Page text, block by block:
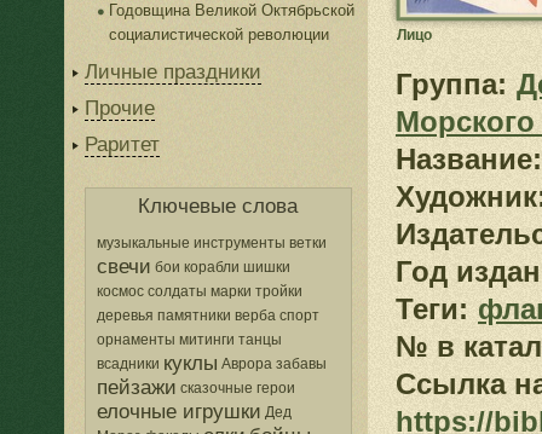
Годовщина Великой Октябрьской
социалистической революции
Личные праздники
Прочие
Раритет
Ключевые слова
музыкальные инструменты ветки
свечи бои корабли шишки
космос солдаты марки тройки
деревья памятники верба спорт
орнаменты митинги танцы
всадники куклы Аврора забавы
пейзажи сказочные герои
елочные игрушки Дед
Лицо
Группа:
Название:
Год
Теги:
№ в
Ссылка
https://